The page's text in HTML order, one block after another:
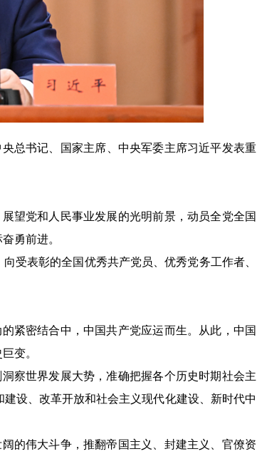
总书记、国家主席、中央军委主席习近平发表重
望党和人民事业发展的光明前景，动员全党全国
勇前进。
受表彰的全国优秀共产党员、优秀党务工作者、
紧密结合中，中国共产党应运而生。从此，中国
变。
察世界发展大势，准确把握各个历史时期社会主
设、改革开放和社会主义现代化建设、新时代中
的伟大斗争，推翻帝国主义、封建主义、官僚资